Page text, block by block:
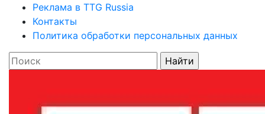
Реклама в TTG Russia
Контакты
Политика обработки персональных данных